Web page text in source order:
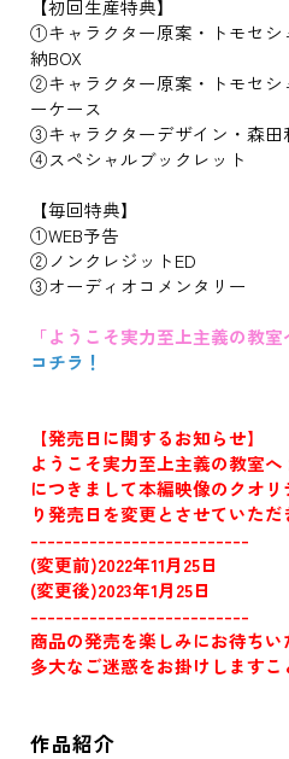
【初回生産特典】
①キャラクター原案・トモセシ
納BOX
②キャラクター原案・トモセシ
ーケース
③キャラクターデザイン・森田
④スペシャルブックレット
【毎回特典】
①WEB予告
②ノンクレジットED
③オーディオコメンタリー
「ようこそ実力至上主義の教
コチラ！
【発売日に関するお知らせ】
ようこそ実力至上主義の教室へ
につきまして本編映像のクオ
り発売日を変更とさせていただ
--------------------------
(変更前)2022年11月25日
(変更後)2023年1月25日
--------------------------
商品の発売を楽しみにお待ちい
多大なご迷惑をお掛けしますこ
作品紹介